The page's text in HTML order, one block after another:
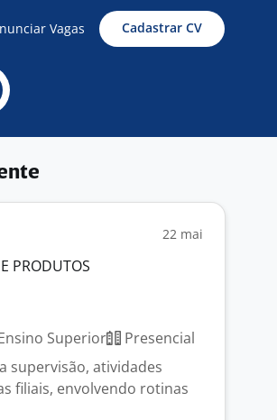
Vagas Cadastrar CV
22 mai
PRODUTOS
Superior
Presencial
supervisão, atividades
filiais, envolvendo rotinas